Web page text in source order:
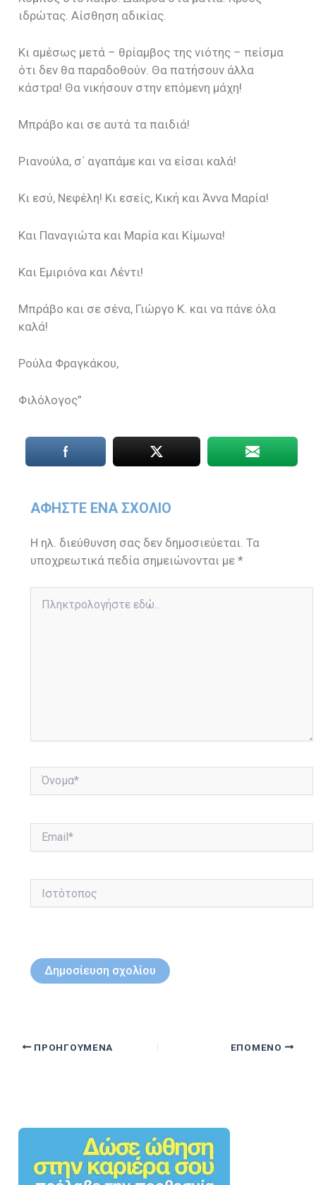
ιδρώτας. Αίσθηση αδικίας.
Κι αμέσως μετά – θρίαμβος της νιότης – πείσμα
ότι δεν θα παραδοθούν. Θα πατήσουν άλλα
κάστρα! Θα νικήσουν στην επόμενη μάχη!
Μπράβο και σε αυτά τα παιδιά!
Ριανούλα, σ΄ αγαπάμε και να είσαι καλά!
Κι εσύ, Νεφέλη! Κι εσείς, Κική και Άννα Μαρία!
Και Παναγιώτα και Μαρία και Κίμωνα!
Και Εμιριόνα και Λέντι!
Μπράβο και σε σένα, Γιώργο Κ. και να πάνε όλα
καλά!
Ρούλα Φραγκάκου,
Φιλόλογος”
ΑΦΉΣΤΕ ΈΝΑ ΣΧΌΛΙΟ
Η ηλ. διεύθυνση σας δεν δημοσιεύεται. Τα
υποχρεωτικά πεδία σημειώνονται με*
εδώ..
Όνομα*
Ιστότοπος
ΠΡΟΗΓΟΎΜΕΝΑ ΕΠΌΜΕΝΟ